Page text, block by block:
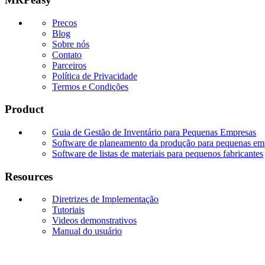
Precos
Blog
Sobre nós
Contato
Parceiros
Política de Privacidade
Termos e Condições
Product
Guia de Gestão de Inventário para Pequenas Empresas
Software de planeamento da produção para pequenas
Software de listas de materiais para pequenos fabricantes
Resources
Diretrizes de Implementação
Tutoriais
Videos demonstrativos
Manual do usuário